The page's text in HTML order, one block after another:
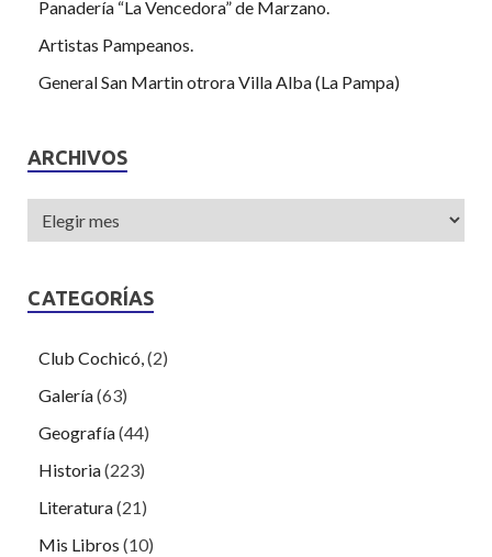
Panadería “La Vencedora” de Marzano.
Artistas Pampeanos.
General San Martin otrora Villa Alba (La Pampa)
ARCHIVOS
CATEGORÍAS
Club Cochicó,(2)
Galería(63)
Geografía(44)
Historia(223)
Literatura(21)
Mis Libros (10)